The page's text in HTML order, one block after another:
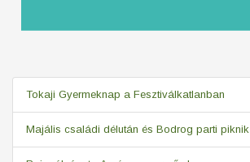
Tokaji Gyermeknap a Fesztiválkatlanban
Majális családi délután és Bodrog parti piknik